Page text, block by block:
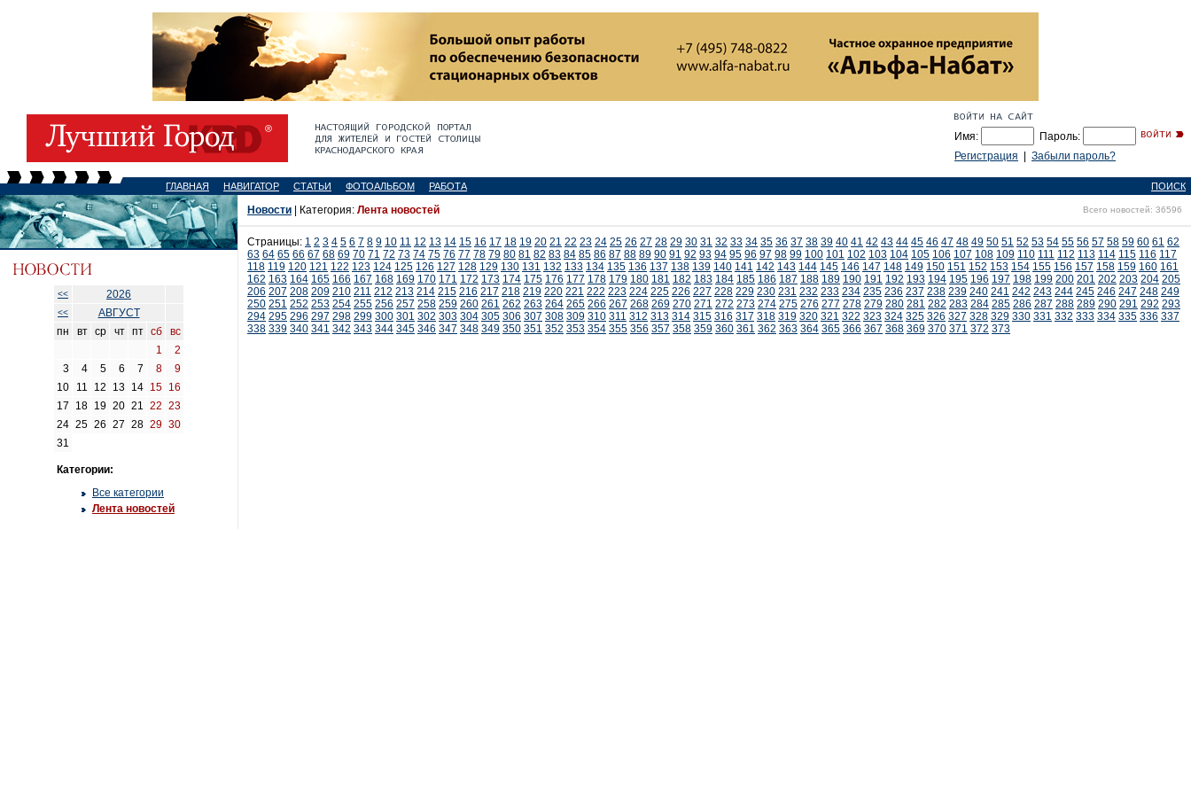
Имя:
Пароль:
Регистрация
Забыли пароль?
ГЛАВНАЯ НАВИГАТОР СТАТЬИ ФОТОАЛЬБОМ РАБОТА ПОИСК
<< 2026
<<
АВГУСТ
пн
вт ср чт пт сб
вс
1
2
3
4 5 6 7 8
9
10
11 12 13 14 15 16
17
18 19 20 21 22 23
24 25 26 27 28 29 30
31
Категории:
Все категории
Лента новостей
Новости | Категория: Лента новостей Всего новостей: 36596
Страницы: 1 2 3 4 5 6 7 8 9 10 11 12 13 14 15 16 17 18 19 20 21 22 23 24 25 26 27 28 29 30 31 32 33 34 35 36 37 38 39 40 41 42 43 44 45 46 47 48 49 50 51 52 53 54 55 56 57 58 59 60 61 62
63 64 65 66 67 68 69 70 71 72 73 74 75 76 77 78 79 80 81 82 83 84 85 86 87 88 89 90 91 92 93 94 95 96 97 98 99 100 101 102 103 104 105 106 107 108 109 110 111 112 113 114 115 116 117
118 119 120 121 122 123 124 125 126 127 128 129 130 131 132 133 134 135 136 137 138 139 140 141 142 143 144 145 146 147 148 149 150 151 152 153 154 155 156 157 158 159 160 161
162 163 164 165 166 167 168 169 170 171 172 173 174 175 176 177 178 179 180 181 182 183 184 185 186 187 188 189 190 191 192 193 194 195 196 197 198 199 200 201 202 203 204 205
206 207 208 209 210 211 212 213 214 215 216 217 218 219 220 221 222 223 224 225 226 227 228 229 230 231 232 233 234 235 236 237 238 239 240 241 242 243 244 245 246 247 248 249
250 251 252 253 254 255 256 257 258 259 260 261 262 263 264 265 266 267 268 269 270 271 272 273 274 275 276 277 278 279 280 281 282 283 284 285 286 287 288 289 290 291 292 293
294 295 296 297 298 299 300 301 302 303 304 305 306 307 308 309 310 311 312 313 314 315 316 317 318 319 320 321 322 323 324 325 326 327 328 329 330 331 332 333 334 335 336 337
338 339 340 341 342 343 344 345 346 347 348 349 350 351 352 353 354 355 356 357 358 359 360 361 362 363 364 365 366 367 368 369 370 371 372 373